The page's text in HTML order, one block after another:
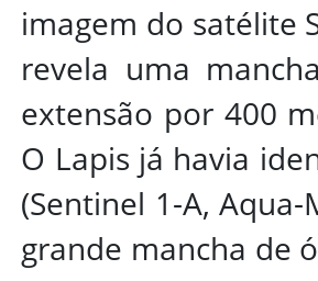
imagem do satélite
revela uma
extensão por 400
O Lapis já havia
(Sentinel 1-A,
grande mancha de